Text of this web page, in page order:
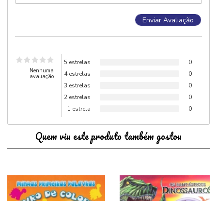
Nenhuma
avaliação
5 estrelas
0
4 estrelas
0
3 estrelas
0
2 estrelas
0
1 estrela
0
Quem viu este produto também gostou